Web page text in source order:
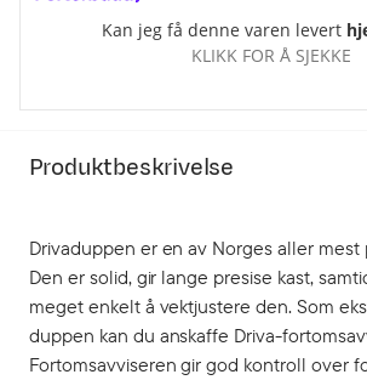
Kan jeg få denne varen levert
KLIKK FOR Å SJEKKE
Produktbeskrivelse
Drivaduppen er en av Norges aller
Den er solid, gir lange presise kast,
meget enkelt å vektjustere den. Som
duppen kan du anskaffe Driva-
Fortomsavviseren gir god kontroll over